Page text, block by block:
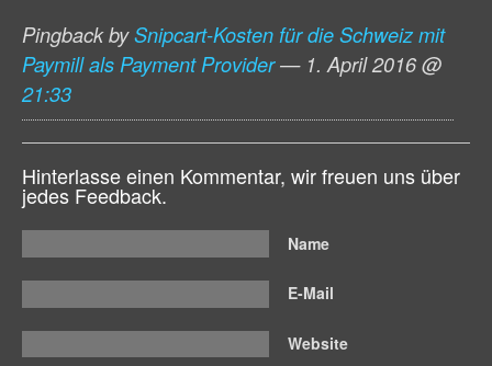
Pingback bySnipcart-Kosten für die Schweiz mit
Paymill als Payment Provider— 1. April 2016 @
21:33
Hinterlasse einen Kommentar, wir freuen uns über
jedes Feedback.
Name
E-Mail
Website